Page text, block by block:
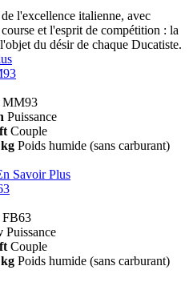
l'excellence italienne, avec
et l'esprit de compétition : la
du désir de chaque Ducatiste.
MM93
Puissance
Couple
Poids humide (sans carburant)
Savoir Plus
FB63
Puissance
Couple
Poids humide (sans carburant)